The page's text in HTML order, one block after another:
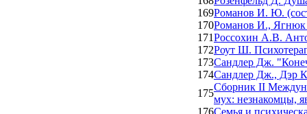
169Романов И. Ю.
170Романов И., Ягнюк
171Россохин А.В.
172Роут Ш.
173Сандлер Дж.
174Сандлер Дж., Дэр
175
Сборник II
мух: незнакомцы,